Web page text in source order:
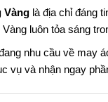
Vànglà địa chỉ đáng
luôn tỏa sáng
nhu cầu về may
vụ và nhận ngay